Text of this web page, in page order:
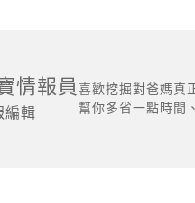
情報員
編輯
喜歡挖掘對爸媽真
幫你多省一點時間